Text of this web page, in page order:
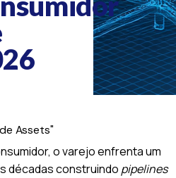
Assets"
o varejo enfrenta um
décadas construindo pipelines